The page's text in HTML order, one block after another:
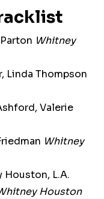
Whitney
Linda Thompson
Valerie
Whitney
Houston, L.A.
Houston